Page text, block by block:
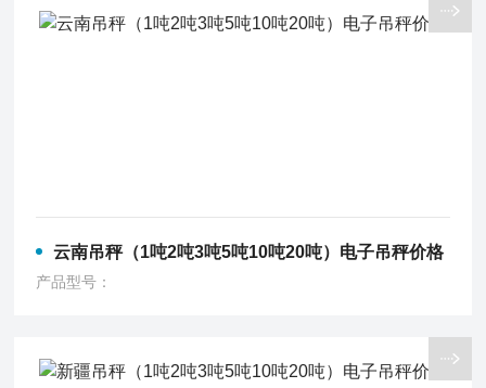
云南吊秤（1吨2吨3吨5吨10吨20吨）电子吊秤价格
产品型号：